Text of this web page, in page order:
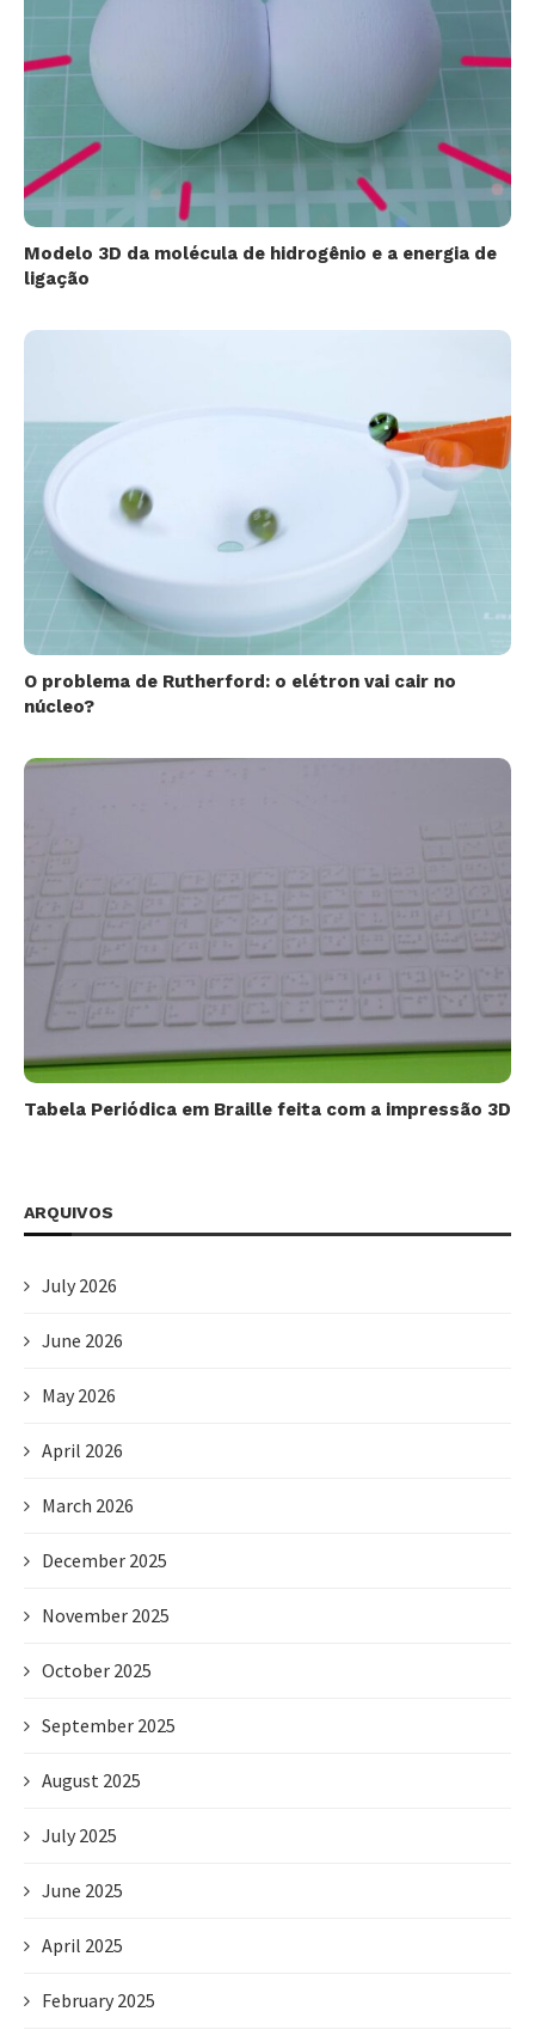
Modelo 3D da molécula de hidrogênio e a energia de
ligação
O problema de Rutherford: o elétron vai cair no
núcleo?
Tabela Periódica em Braille feita com a impressão 3D
ARQUIVOS
July 2026
June 2026
May 2026
April 2026
March 2026
December 2025
November 2025
October 2025
September 2025
August 2025
July 2025
June 2025
April 2025
February 2025